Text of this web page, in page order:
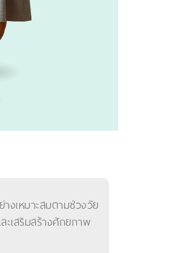
เหมาะสมตามช่วงวัย
เสริมสร้างศักยภาพ